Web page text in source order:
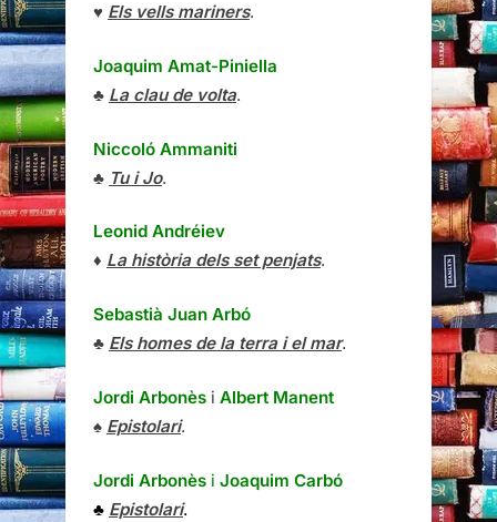
♥ Els vells mariners.
Joaquim Amat-Piniella
♣ La clau de volta.
Niccoló Ammaniti
♣ Tu i Jo.
Leonid Andréiev
♦ La història dels set penjats.
Sebastià Juan Arbó
♣ Els homes de la terra i el mar.
Jordi Arbonès i Albert Manent
♠ Epistolari.
Jordi Arbonès i Joaquim Carbó
♣ Epistolari.